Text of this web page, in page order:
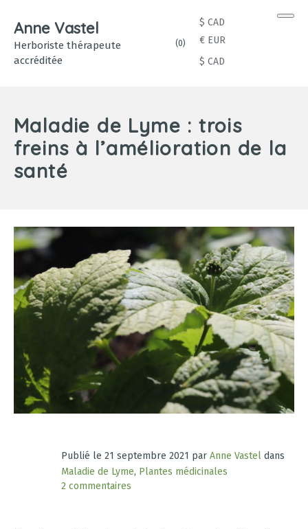
Anne Vastel
Herboriste thérapeute
accréditée
(0)
$ CAD
€ EUR
$ CAD
Maladie de Lyme : trois
freins à l’amélioration de la
santé
Publié le21 septembre 2021 parAnne Vastel dans
Maladie de Lyme, Plantes médicinales
2 commentaires